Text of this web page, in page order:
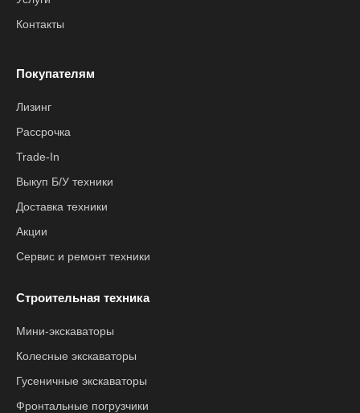
Контакты
Покупателям
Лизинг
Рассрочка
Trade-In
Выкуп Б/У техники
Доставка техники
Акции
Сервис и ремонт техники
Строительная техника
Мини-экскаваторы
Колесные экскаваторы
Гусеничные экскаваторы
Фронтальные погрузчики